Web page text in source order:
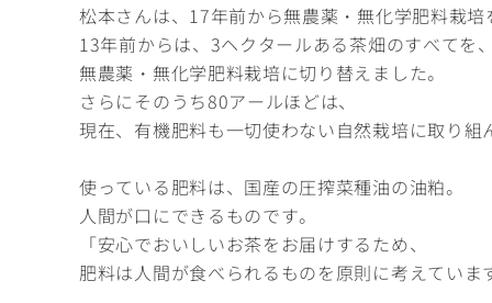
松本さんは、17年前から無農薬・無化学肥料栽培
13年前からは、3ヘクタールある茶畑のすべてを
無農薬・無化学肥料栽培に切り替えました。
さらにそのうち80アールほどは、
現在、有機肥料も一切使わない自然栽培に取り組
使っている肥料は、国産の圧搾菜種油の油粕。
人間が口にできるものです。
「安心でおいしいお茶をお届けするため、
肥料は人間が食べられるものを原則に考えていま